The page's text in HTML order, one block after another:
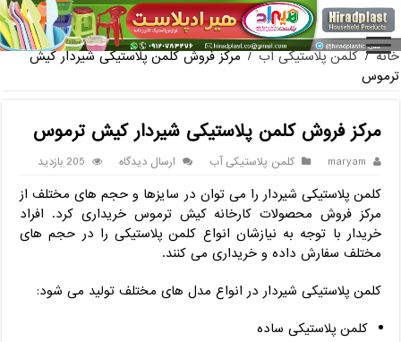
فروش گلدان پلاستیکی گلخانه به صور
خانه / کلمن پلاستیکی آب / مرکز فروش کلمن پلاستیکی شیردار کیش
ترموس
مرکز فروش کلمن پلاستیکی شیردار کیش ترموس
maryam کلمن پلاستیکی آب ارسال دیدگاه 205 بازدید
کلمن پلاستیکی شیردار را می توان در سایزها و حجم های مختلف از
مرکز فروش محصولات کارخانه کیش ترموس خریداری کرد. افراد
خریدار با توجه به نیازشان انواع کلمن پلاستیکی را در حجم های
مختلف سفارش داده و خریداری می کنند.
کلمن پلاستیکی شیردار در انواع مدل های مختلف تولید می شود:
کلمن پلاستیکی ساده